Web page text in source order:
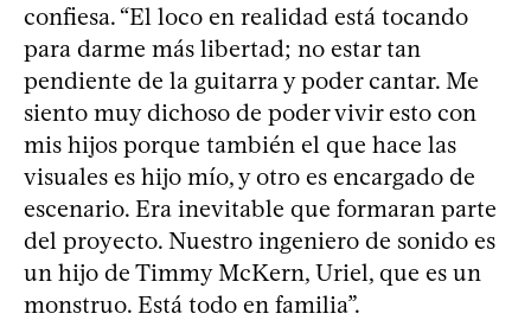
confiesa. “El loco en realidad está tocando
para darme más libertad; no estar tan
pendiente de la guitarra y poder cantar. Me
siento muy dichoso de poder vivir esto con
mis hijos porque también el que hace las
visuales es hijo mío, y otro es encargado de
escenario. Era inevitable que formaran parte
del proyecto. Nuestro ingeniero de sonido es
un hijo de Timmy McKern, Uriel, que es un
monstruo. Está todo en familia”.